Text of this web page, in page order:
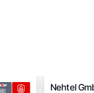
Nehtel